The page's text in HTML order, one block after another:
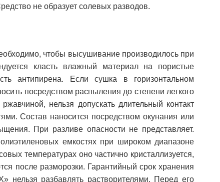
не образует солевых разводов.
чтобы высушивание производилось при
класть влажный материал на пористые
антипирена. Если сушка в горизонтальном
посредством распыления до степени легкого
нельзя допускать длительный контакт
Состав наносится посредством окунания или
При разливе опасности не представляет.
емкостях при широком диапазоне
температурах оно частично кристаллизуется,
после разморозки. Гарантийный срок хранения
нельзя разбавлять растворителями. Перед его